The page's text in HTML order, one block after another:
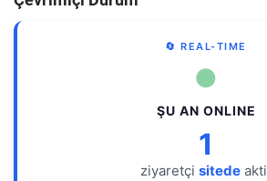
🔄 REAL-TIME
●
ŞU AN ONLINE
1
ziyaretçi sitede